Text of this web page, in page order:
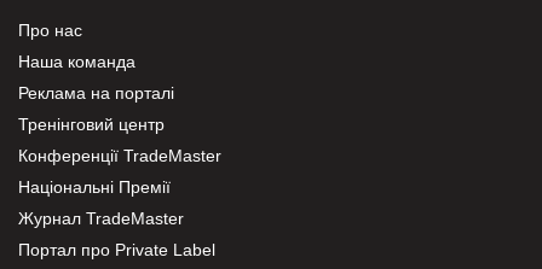
Про нас
Наша команда
Реклама на порталі
Тренінговий центр
Конференції TradeMaster
Національні Премії
Журнал TradeMaster
Портал про Private Label